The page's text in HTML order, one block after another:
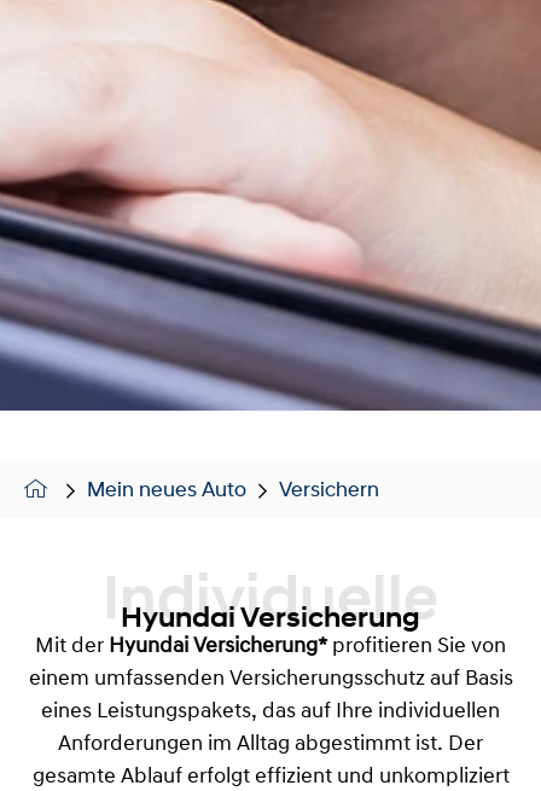
Mein neues Auto Versichern
Individuelle
Hyundai Versicherung
Mit der Hyundai Versicherung*profitieren Sie von
einem umfassenden Versicherungsschutz auf Basis
eines Leistungspakets, das auf Ihre individuellen
Anforderungen im Alltag abgestimmt ist. Der
gesamte Ablauf erfolgt effizient und unkompliziert